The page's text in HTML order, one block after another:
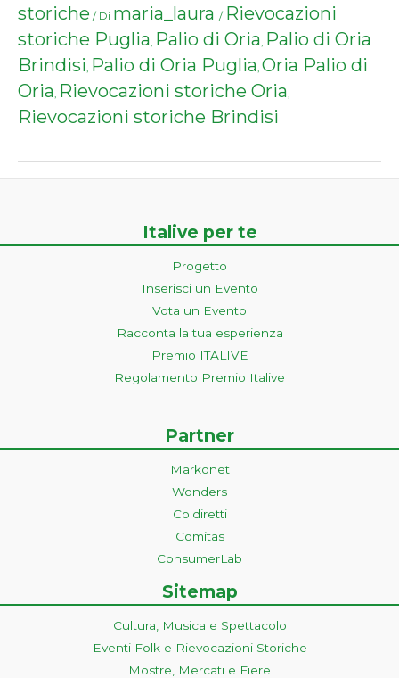
storiche / Di maria_laura / Rievocazioni
storiche Puglia, Palio di Oria, Palio di Oria
Brindisi, Palio di Oria Puglia, Oria Palio di
Oria, Rievocazioni storiche Oria,
Rievocazioni storiche Brindisi
Italive per te
Progetto
Inserisci un Evento
Vota un Evento
Racconta la tua esperienza
Premio ITALIVE
Regolamento Premio Italive
Partner
Markonet
Wonders
Coldiretti
Comitas
ConsumerLab
Sitemap
Cultura, Musica e Spettacolo
Eventi Folk e Rievocazioni Storiche
Mostre, Mercati e Fiere